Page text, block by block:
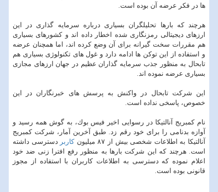
ها در فكر عرضه آن بوده است.
هرچند كه بارها تحلیلگران بسیاری درباره سرمایه گذاری در این
ارزهای دیجیتالی رمزنگاری شده اخطار داده اند و كشورهای بسیاری
هم مقررات سخت گیرانه برای آن وضع كرده اند، اما همچنان عرضه
و استفاده از این توكن ها ادامه دارد و غول های تكنولوژی بسیاری هم
تابحال به منظور جذب سرمایه گذاران عظیم در جهان ارزهای مجازی
بسیاری عرضه نموده اند.
این شركت تابحال در واكنش به پرسش های خبرنگاران در این
خصوص، پاسخی نداده است.
نام كمبریج آنالتیكا در رسوایی اخیر فیس بوك، به گوش همه رسید و
آوازه بدنامی را برای خود رقم زد. طبق آخرین آمار، شركت كمبریج
آنالتیكا به اطلاعات شخصی بیش از ۸۷ میلیون
كاربر دسترسی داشته
است. هرچند كه این شركت بارها به منظور رفع افترا زنی ضد خود
اعلام نموده كه دسترسی به اطلاعات كاربران با استفاده از مجوز
قانونی بوده است.